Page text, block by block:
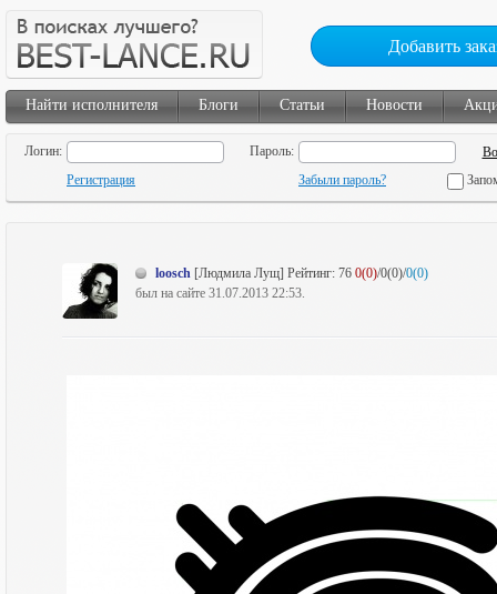
Добавить
Найти исполнителя Блоги Статьи Новости
Логин:
Пароль:
Регистрация
Забыли пароль?
loosch [Людмила Лущ] Рейтинг: 76 0(0)/0(0)/0(0)
был на сайте 31.07.2013 22:53.